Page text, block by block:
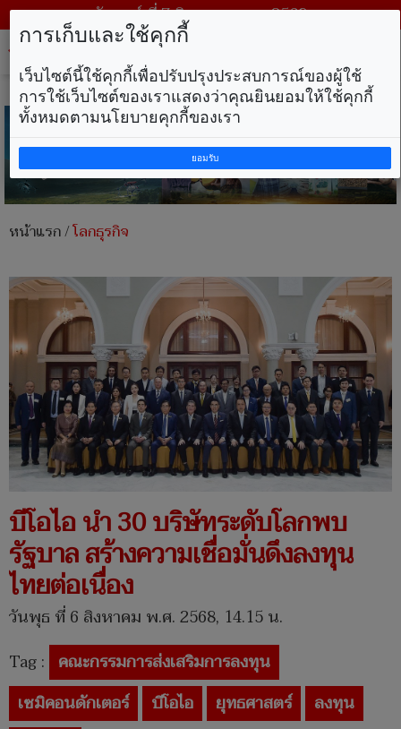
วันศุกร์ ที่ 7 สิงหาคม พ.ศ. 2569
หน้าแรก/โลกธุรกิจ
บีโอไอ นำ 30 บริษัทระดับโลกพบ
รัฐบาล สร้างความเชื่อมั่นดึงลงทุน
ไทยต่อเนื่อง
วันพุธ ที่ 6 สิงหาคม พ.ศ. 2568, 14.15 น.
Tag : คณะกรรมการส่งเสริมการลงทุน
เซมิคอนดักเตอร์
บีโอไอ ยุทธศาสตร์
ลงทุน
การเก็บและใช้คุกกี้
เว็บไซต์นี้ใช้คุกกี้เพื่อปรับปรุงประสบการณ์ของผู้ใช้
การใช้เว็บไซต์ของเราแสดงว่าคุณยินยอมให้ใช้คุกกี้
ทั้งหมดตามนโยบายคุกกี้ของเรา
ยอมรับ